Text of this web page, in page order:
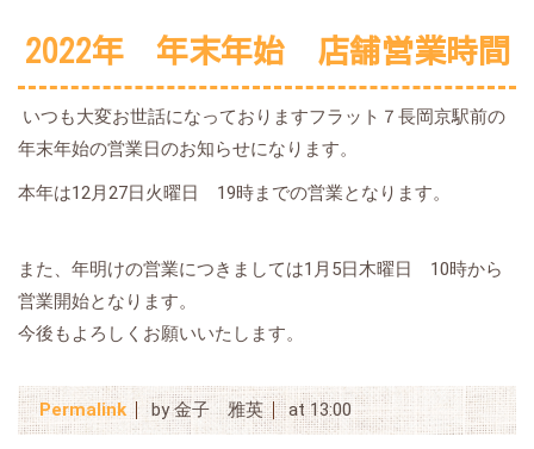
2022年 年末年始 店舗営業時間
いつも大変お世話になっておりますフラット７長岡京駅前の
年末年始の営業日のお知らせになります。
本年は12月27日火曜日 19時までの営業となります。
また、年明けの営業につきましては1月5日木曜日 10時から
営業開始となります。
今後もよろしくお願いいたします。
Permalink by 金子 雅英 at 13:00